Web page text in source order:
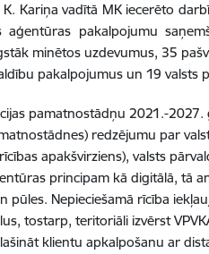
Kariņa vadītā MK iecerēto
pakalpojumu
minētos uzdevumus, 35
pakalpojumus un 19 valsts
pamatnostādņu 2021.-
redzējumu par
apakšvirziens), valsts
principam kā digitālā, tā
pūles. Nepieciešamā rīcība
tostarp, teritoriāli izvērst
klientu apkalpošanu ar